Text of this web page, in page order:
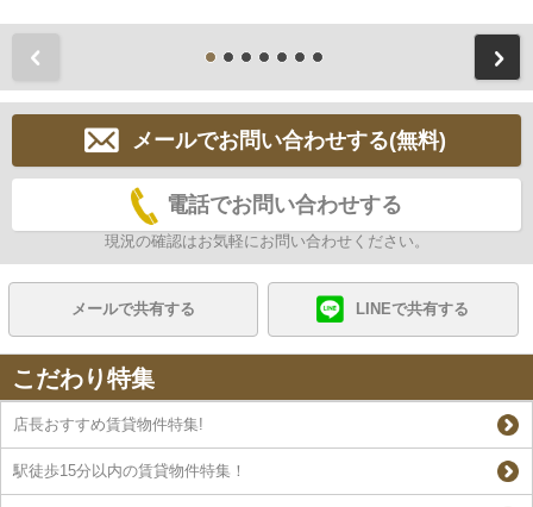
メールでお問い合わせする(無料)
電話でお問い合わせする
現況の確認はお気軽にお問い合わせください。
メールで共有する LINEで共有する
こだわり特集
店長おすすめ賃貸物件特集!
駅徒歩15分以内の賃貸物件特集！